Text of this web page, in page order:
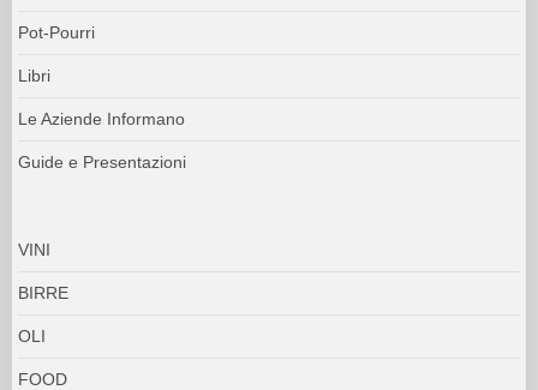
Pot-Pourri
Libri
Le Aziende Informano
Guide e Presentazioni
VINI
BIRRE
OLI
FOOD